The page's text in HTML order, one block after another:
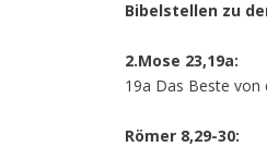
Bibelstellen zu
2.Mose 23,19a:
19a Das Beste von
Römer 8,29-30: